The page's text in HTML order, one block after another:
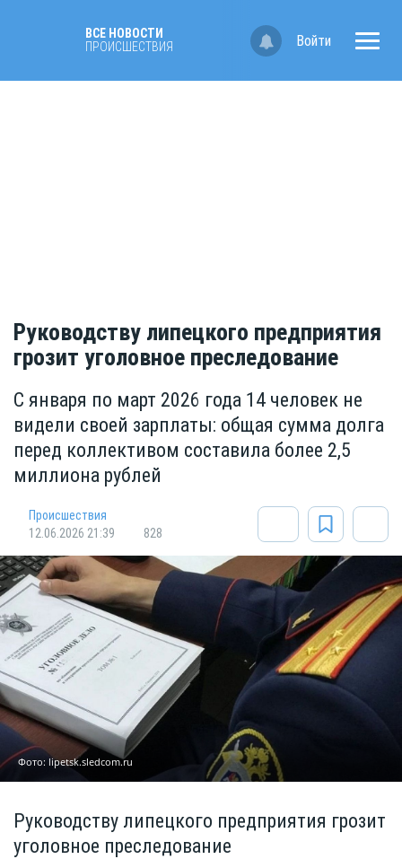
ВСЕ НОВОСТИ
ПРОИСШЕСТВИЯ
Войти
Руководству липецкого предприятия
грозит уголовное преследование
С января по март 2026 года 14 человек не
видели своей зарплаты: общая сумма долга
перед коллективом составила более 2,5
миллиона рублей
Происшествия
12.06.2026 21:39
828
Фото: lipetsk.sledcom.ru
Руководству липецкого предприятия грозит
уголовное преследование